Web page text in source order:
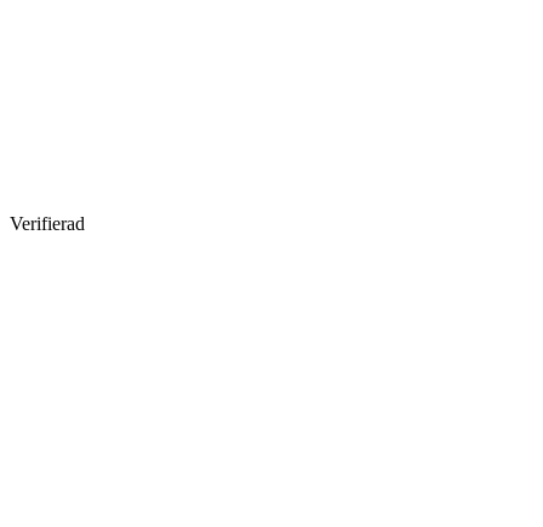
Verifierad